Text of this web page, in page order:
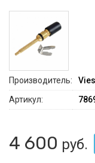
Производитель:
Артикул:
4 600 руб.